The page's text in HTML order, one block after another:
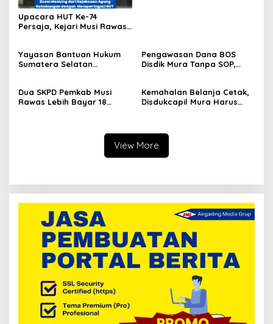
Upacara HUT Ke-74
Persaja, Kejari Musi Rawas
Penegakan Hukum
Yayasan Bantuan Hukum
Sumatera Selatan
Bahet Edi Kuswoyo
Pengawasan Dana BOS
Disdik Mura Tanpa SOP,
Dua SKPD Pemkab Musi
Rawas Lebih Bayar 18
Kemahalan Belanja Cetak,
Disdukcapil Mura Harus
View More